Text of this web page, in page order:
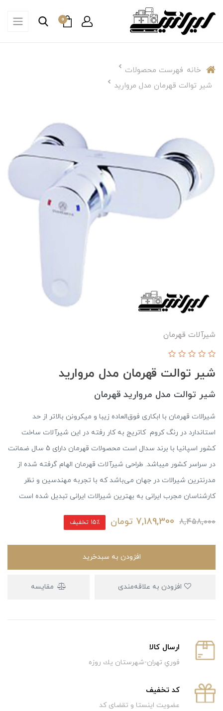
0
خانه فهرست محصولات
شیر توالت قهرمان مدل مروارید
شيرآلات قهرمان
شیر توالت قهرمان مدل مروارید
شیر توالت مدل مروارید قهرمان
شیرالات قهرمان با ابکاری فوق‌العاده زیبا و میکرونن بالاتر از حد
استاندارد در رنگ کروم کاتریج به کار رفته در این شیرآلات ساخت
کشور اسپانیا با برند سدال است محصولات قهرمان دارای 5 سال ضمانت
در سراسر کشور میباشد. طراحی شیرآلات قهرمان الهام گرفته شده از
مدرنترین شیرالات در جهان می‌باشد که با تجربه مهندسین و نظر
کارشناسان مجرب ایرانی به بهترین شیرالات ایرانی تبدیل شده است
8,458,000
7,189,300 تومان 15٪ تخفیف
افزودن به سبدخرید
مقایسه
ارسال كالا
فوري تهران-شهرستان يك روزه
كد تخفيف
عضویت اینستا و تقضای کد